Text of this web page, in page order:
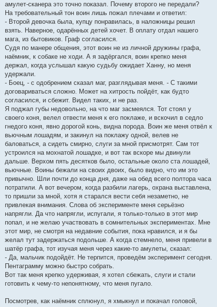
амулет-сканера это точно показал. Почему второго не передали?
На требовательный тон воин лишь пожал плечами и ответил:
- Второй девочка была, купцу понравилась, в наложницы решил
взять. Наверное, одарённых детей хочет. В оплату отдал нашего
мага, из бытовиков. Граф согласился.
Судя по манере общения, этот воин не из личной дружины графа,
наёмник, к собаке не ходи. А я задёргался, воин крепко меня
держал, когда услышал какую судьбу ожидает Ханну, но меня
удержали.
- Боец, - с одобрением сказал маг, разглядывая меня. - С такими
договариваться сложно. Может на хитрость пойдёт, как будто
согласился, и сбежит. Видел таких, и не раз.
Я поджал губы недовольно, на что маг засмеялся. Тот стоял у
своего коня, велел отвести меня к его поклаже, и вскочил в седло
гнедого коня, явно дорогой конь, видна порода. Воин же меня отвёл к
вьючным лошадям, и закинул на поклажу одной, велев не
баловаться, а сидеть смирно, слуги за мной присмотрят. Сам тот
устроился на мохнатой лошадке, и вот так вскоре мы двинули
дальше. Верхом пять десятков было, остальные около ста лошадей,
вьючные. Воины бежали на своих двоих, было видно, что им это
привычно. Шли почти до конца дня, даже на обед всего полтора часа
потратили. А вот вечером, когда разбили лагерь, охрана выставлена,
то пришли за мной, хотя я старался вести себя незаметно, не
привлекая внимания. Слова об эксперименте меня серьёзно
напрягли. Да что напрягли, испугали, я только-только в этот мир
попал, и не желаю участвовать в сомнительных экспериментах. Мне
этот мир, не смотря на недавние события, пока нравился, и я бы
желал тут задержаться подольше. А когда стемнело, меня привели в
шатёр графа, тот изучая меня через какие-то амулеты, сказал:
- Да, мальчик подойдёт. Не терпится, проведём эксперимент сегодня.
Пентаграмму можно быстро собрать.
Вот так меня крепко удерживая, я хотел сбежать, слуги и стали
готовить к чему-то непонятному, что меня пугало.
Посмотрев, как наёмник сплюнул, я хмыкнул и покачал головой,